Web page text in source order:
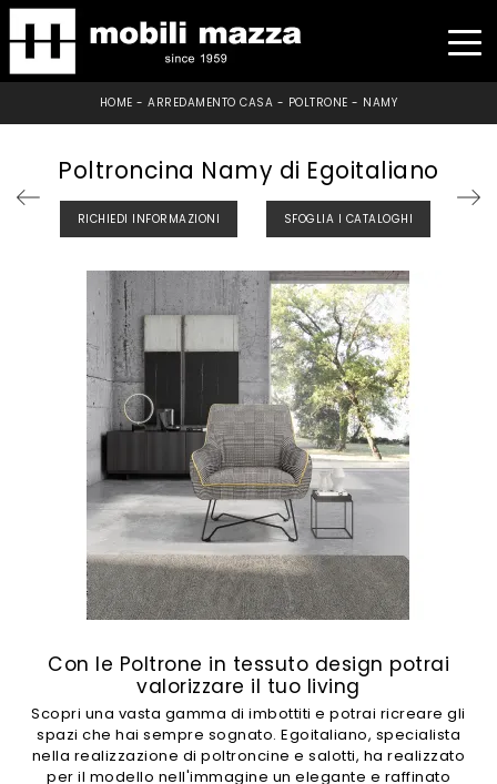
HOME -ARREDAMENTO CASA - POLTRONE - NAMY
Poltroncina Namy di Egoitaliano
RICHIEDI INFORMAZIONI SFOGLIA I CATALOGHI
Con le Poltrone in tessuto design potrai
valorizzare il tuo living
Scopri una vasta gamma di imbottiti e potrai ricreare gli
spazi che hai sempre sognato. Egoitaliano, specialista
nella realizzazione di poltroncine e salotti, ha realizzato
per il modello nell'immagine un elegante e raffinato